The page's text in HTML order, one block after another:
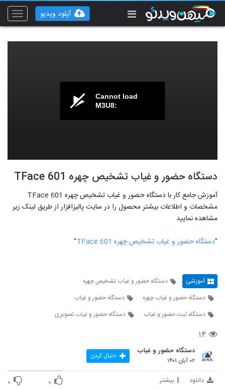
Toggle
آپلود ویدیو
Cannot load
M3U8:
دستگاه حضور و غیاب تشخیص چهره TFace 601
آموزش جامع کار با دستگاه حضور و غیاب تشخیص چهره TFace 601
مشخصات و اطلاعات بیشتر محصول را در سایت پالیزافزار از طریق لینک زیر
مشاهده نمایید
"دستگاه حضور و غیاب تشخیص چهره TFace 601 "
آموزشی
دستگاه حضور و غیاب تشخیص چهره
دستگاه حضور و غیاب چهره
دستگاه حضور و غیاب
دستگاه ثبت حضور و غیاب
دستگاه حضور و غیاب تصویری
۱۴
دستگاه حضور و غیاب
۰۲ آبان ۱۴۰۱ دنبال کردن
دانلود بیشتر ۰ ۰